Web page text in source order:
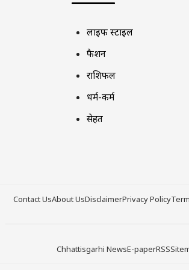
लाइफ स्टाइल
फैशन
राशिफल
धर्म-कर्म
सेहत
Contact UsAbout UsDisclaimerPrivacy Policy
Chhattisgarhi NewsE-paperRSS